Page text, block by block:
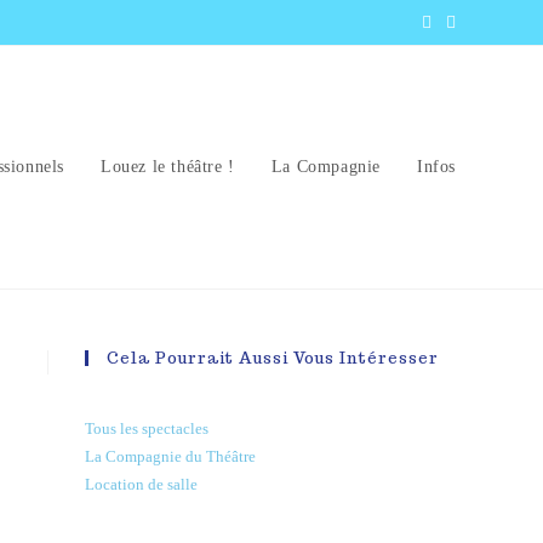
Louez le théâtre ! La Compagnie Infos
Cela Pourrait Aussi Vous Intéresser
Tous les spectacles
La Compagnie du Théâtre
Location de salle